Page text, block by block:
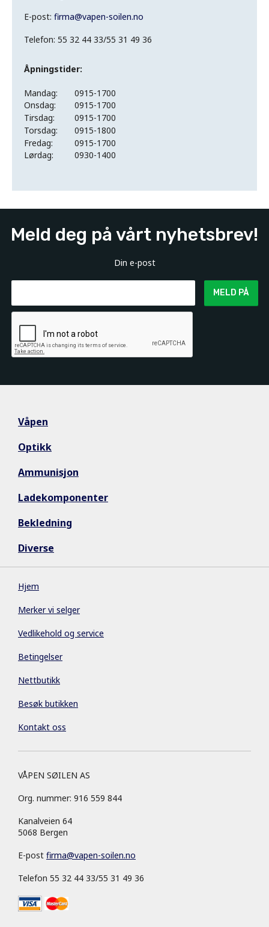
E-post: firma@vapen-soilen.no
Telefon: 55 32 44 33/55 31 49 36
Åpningstider:
Mandag:
0915-1700
Onsdag:
0915-1700
Tirsdag:
0915-1700
Torsdag:
0915-1800
Fredag:
0915-1700
Lørdag:
0930-1400
Meld deg på vårt nyhetsbrev!
Din e-post
MELD PÅ
Våpen
Optikk
Ammunisjon
Ladekomponenter
Bekledning
Diverse
Hjem
Merker vi selger
Vedlikehold og service
Betingelser
Nettbutikk
Besøk butikken
Kontakt oss
VÅPEN SØILEN AS
Org. nummer: 916 559 844
Kanalveien 64
5068 Bergen
E-post firma@vapen-soilen.no
Telefon 55 32 44 33/55 31 49 36